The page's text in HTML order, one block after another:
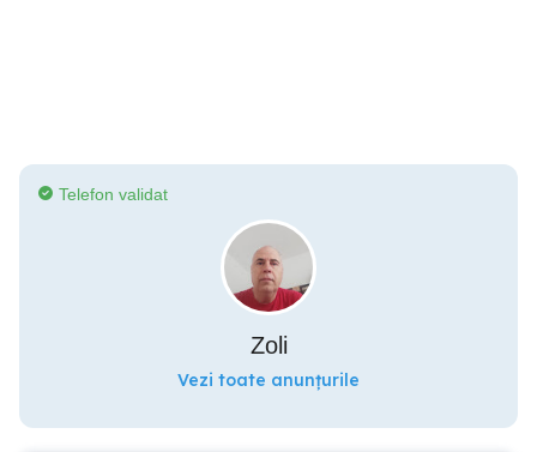
Telefon validat
Zoli
Vezi toate anunțurile